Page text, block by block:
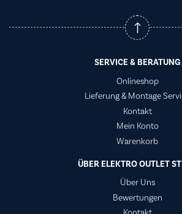
SERVICE & BERATUNG
Onlineshop
Lieferung & Montage
Kontakt
Mein Konto
Warenkorb
ÜBER ELEKTRO OUTLET
Über Uns
Bewertungen